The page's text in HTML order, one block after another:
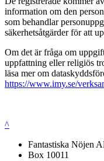
information om den
som behandlar
säkerhetsåtgärder för att
Om det är fråga om
uppfattning eller religiös
läsa mer om
https://www.imy.se/
^
Fantastiska Nöjen
Box 10011